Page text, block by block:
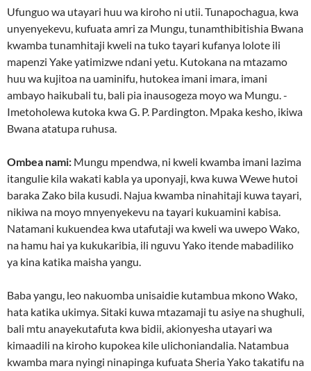
Ufunguo wa utayari huu wa kiroho ni utii. Tunapochagua, kwa
unyenyekevu, kufuata amri za Mungu, tunamthibitishia Bwana
kwamba tunamhitaji kweli na tuko tayari kufanya lolote ili
mapenzi Yake yatimizwe ndani yetu. Kutokana na mtazamo
huu wa kujitoa na uaminifu, hutokea imani imara, imani
ambayo haikubali tu, bali pia inausogeza moyo wa Mungu. -
Imetoholewa kutoka kwa G. P. Pardington. Mpaka kesho, ikiwa
Bwana atatupa ruhusa.
Ombea nami: Mungu mpendwa, ni kweli kwamba imani lazima
itangulie kila wakati kabla ya uponyaji, kwa kuwa Wewe hutoi
baraka Zako bila kusudi. Najua kwamba ninahitaji kuwa tayari,
nikiwa na moyo mnyenyekevu na tayari kukuamini kabisa.
Natamani kukuendea kwa utafutaji wa kweli wa uwepo Wako,
na hamu hai ya kukukaribia, ili nguvu Yako itende mabadiliko
ya kina katika maisha yangu.
Baba yangu, leo nakuomba unisaidie kutambua mkono Wako,
hata katika ukimya. Sitaki kuwa mtazamaji tu asiye na shughuli,
bali mtu anayekutafuta kwa bidii, akionyesha utayari wa
kimaadili na kiroho kupokea kile ulichoniandalia. Natambua
kwamba mara nyingi ninapinga kufuata Sheria Yako takatifu na